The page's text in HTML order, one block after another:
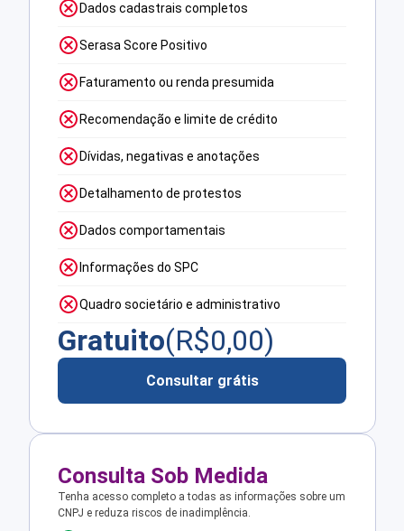
Dados cadastrais completos
Serasa Score Positivo
Faturamento ou renda presumida
Recomendação e limite de crédito
Dívidas, negativas e anotações
Detalhamento de protestos
Dados comportamentais
Informações do SPC
Quadro societário e administrativo
Gratuito(R$0,00)
Consultar grátis
Consulta Sob Medida
Tenha acesso completo a todas as informações sobre um
CNPJ e reduza riscos de inadimplência.